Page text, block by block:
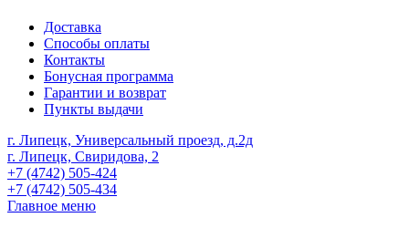
Доставка
Способы оплаты
Контакты
Бонусная программа
Гарантии и возврат
Пункты выдачи
г. Липецк, Универсальный проезд, д.2д
г. Липецк, Свиридова, 2
+7 (4742) 505-424
+7 (4742) 505-434
Главное меню